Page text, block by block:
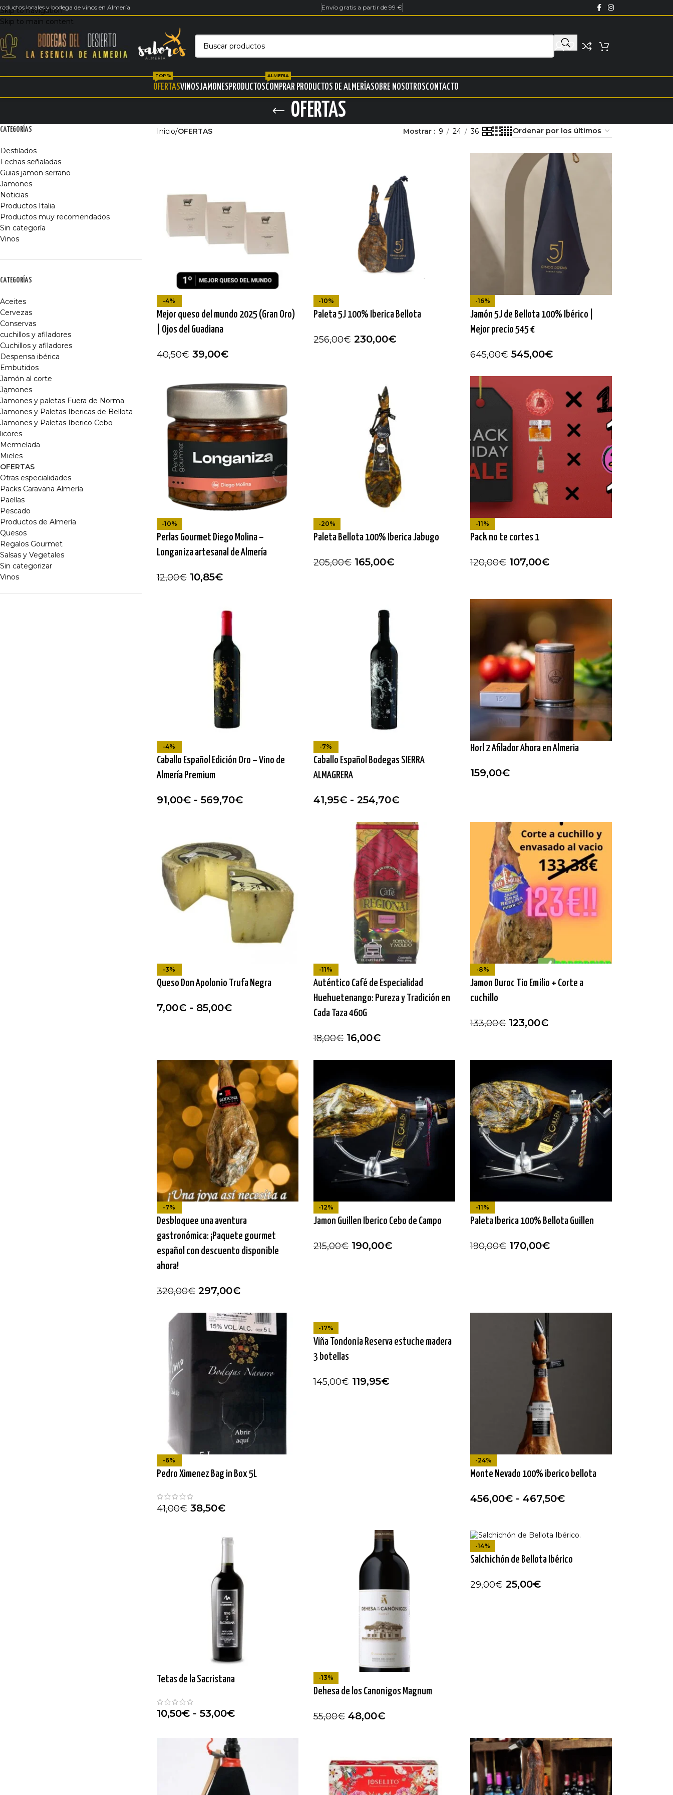
Skip to navigation
Skip to main content
locales y bodega de vinos en Almería Envío gratis a partir de 99 €
OFERTAS
TOP %
VINOSJAMONES PRODUCTOSCOMPRAR PRODUCTOS DE ALMERÍA
ALMERIA
SOBRE NOSOTROSCONTACTO
OFERTAS
CATEGORÍAS
Destilados
Fechas señaladas
Guias jamon serrano
Jamones
Noticias
Productos Italia
Productos muy recomendados
Sin categoría
Vinos
CATEGORÍAS
Aceites
Cervezas
Conservas
cuchillos y afiladores
Cuchillos y afiladores
Despensa ibérica
Embutidos
Jamón al corte
Jamones
Jamones y paletas Fuera de Norma
Jamones y Paletas Ibericas de Bellota
Jamones y Paletas Iberico Cebo
licores
Mermelada
Mieles
OFERTAS
Otras especialidades
Packs Caravana Almería
Paellas
Pescado
Productos de Almería
Quesos
Regalos Gourmet
Salsas y Vegetales
Sin categorizar
Vinos
Inicio/OFERTAS Mostrar 9 24 36
-4%
Mejor queso del mundo 2025 (Gran Oro)
| Ojos del Guadiana
40,50€ 39,00€
-10%
Paleta 5J 100% Iberica Bellota
256,00€ 230,00€
-16%
Jamón 5J de Bellota 100% Ibérico |
Mejor precio 545 €
645,00€ 545,00€
-10%
Perlas Gourmet Diego Molina –
Longaniza artesanal de Almería
12,00€ 10,85€
-20%
Paleta Bellota 100% Iberica Jabugo
205,00€ 165,00€
-11%
Pack no te cortes 1
120,00€ 107,00€
-4%
Caballo Español Edición Oro – Vino de
Almería Premium
91,00€ - 569,70€
-7%
Caballo Español Bodegas SIERRA
ALMAGRERA
41,95€ - 254,70€
Horl 2 Afilador Ahora en Almeria
159,00€
-3%
Queso Don Apolonio Trufa Negra
7,00€ - 85,00€
-11%
Auténtico Café de Especialidad
Huehuetenango: Pureza y Tradición en
Cada Taza 460G
18,00€ 16,00€
-8%
Jamon Duroc Tio Emilio + Corte a
cuchillo
133,00€ 123,00€
-7%
Desbloquee una aventura
gastronómica: ¡Paquete gourmet
español con descuento disponible
ahora!
320,00€ 297,00€
-12%
Jamon Guillen Iberico Cebo de Campo
215,00€ 190,00€
-11%
Paleta Iberica 100% Bellota Guillen
190,00€ 170,00€
-6%
Pedro Ximenez Bag in Box 5L
41,00€ 38,50€
-17%
Viña Tondonia Reserva estuche madera
3 botellas
145,00€ 119,95€
-24%
Monte Nevado 100% iberico bellota
456,00€ - 467,50€
Tetas de la Sacristana
10,50€ - 53,00€
-13%
Dehesa de los Canonigos Magnum
55,00€ 48,00€
-14%
Salchichón de Bellota Ibérico
29,00€ 25,00€